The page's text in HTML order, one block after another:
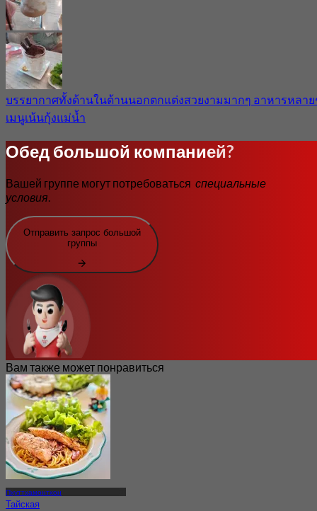
บรรยากาศทั้งด้านในด้านนอกตกแต่งสวยงามมากๆ อาหารหลาย
เมนูเน้นกุ้งแม่น้ำ
Обед большой компанией?
Вашей группе могут потребоваться специальные
условия
Отправить запрос большой
группы
Вам также может понравиться
Пхуттхамонтхон
Тайская